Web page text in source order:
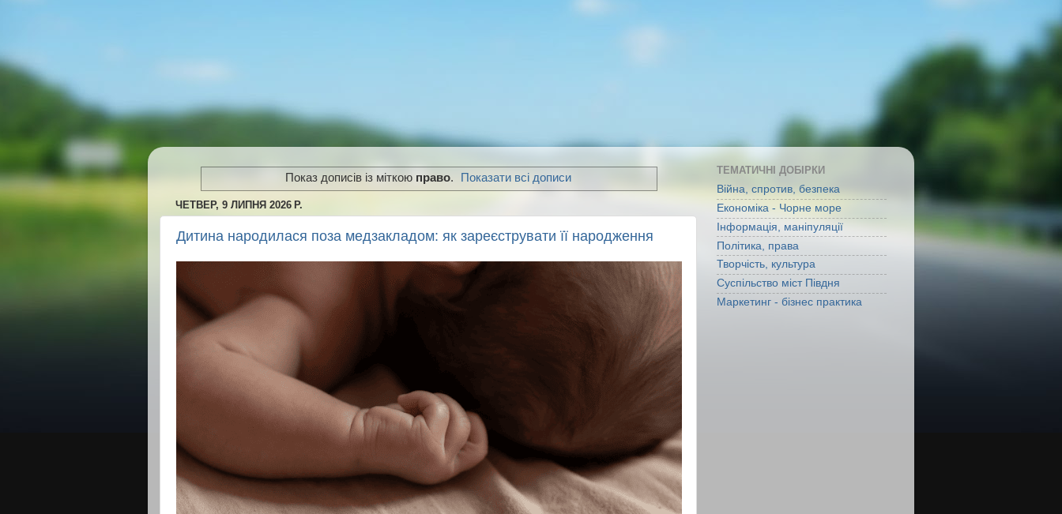
Показ дописів із міткою право. Показати всі дописи
ЧЕТВЕР, 9 ЛИПНЯ 2026 Р.
Дитина народилася поза медзакладом: як зареєструвати її народження
ТЕМАТИЧНІ ДОБІРКИ
Війна, спротив, безпека
Економіка - Чорне море
Інформація, маніпуляції
Політика, права
Творчість, культура
Суспільство міст Півдня
Маркетинг - бізнес практика